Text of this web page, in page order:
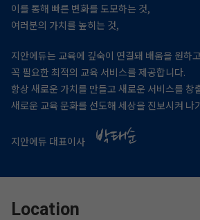
이를 통해 빠른 변화를 도모하는 것,
여러분의 가치를 높히는 것,
지안에듀는 교육에 깊숙이 연결돼 배움을 원하
꼭 필요한 최적의 교육 서비스를 제공합니다.
항상 새로운 가치를 만들고 새로운 서비스를 창
새로운 교육 문화를 선도해 세상을 진보시켜 나
지안에듀 대표이사
Location